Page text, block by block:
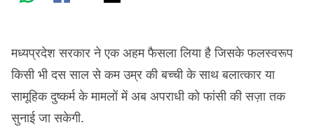
मध्यप्रदेश सरकार ने एक अहम फैसला लिया है जिसके फलस्वरूप
किसी भी दस साल से कम उम्र की बच्ची के साथ बलात्कार या
सामूहिक दुष्कर्म के मामलों में अब अपराधी को फांसी की सज़ा तक
सुनाई जा सकेगी.